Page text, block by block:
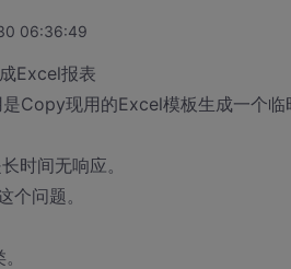
06:36:49
Excel报表
Copy现用的Excel模板生成一个
时间无响应。
个问题。